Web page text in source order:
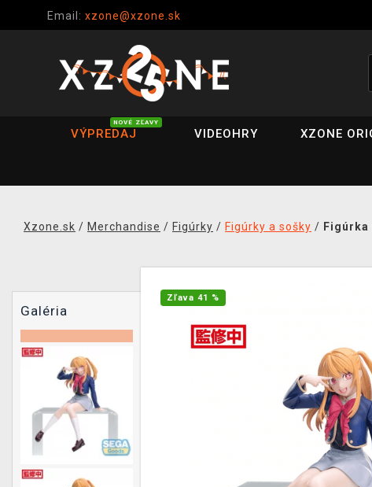
Email: xzone@xzone.sk
VÝPREDAJ
NOVÉ ZĽAVY
VIDEOHRY XZONE
Xzone.sk / Merchandise / Figúrky / Figúrky a sošky / Figúrka
Galéria
Zľava 41 %